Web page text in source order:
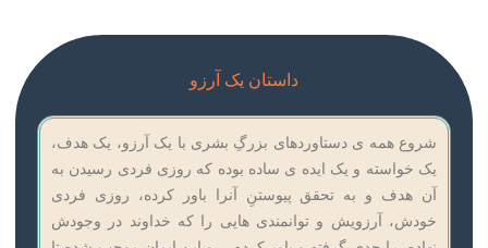
داستان یک آرزو
شروع همه ی دستاوردهای بزرگِ بشری با یک آرزو، یک هدف،
یک خواسته و یک ایده ی ساده بوده که روزی فردی رسیدن به
آن هدف و به تحقق پیوستنِ آنرا باور کرده، روزی فردی
خودش، آرزویش و توانمندی هایی را که خداوند در وجودش